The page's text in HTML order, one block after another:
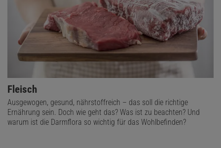
Fleisch
Ausgewogen, gesund, nährstoffreich – das soll die richtige
Ernährung sein. Doch wie geht das? Was ist zu beachten? Und
warum ist die Darmflora so wichtig für das Wohlbefinden?